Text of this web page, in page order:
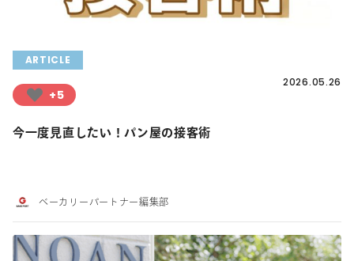
ARTICLE
+5
2026.05.26
今一度見直したい！パン屋の接客術
ベーカリーパートナー編集部